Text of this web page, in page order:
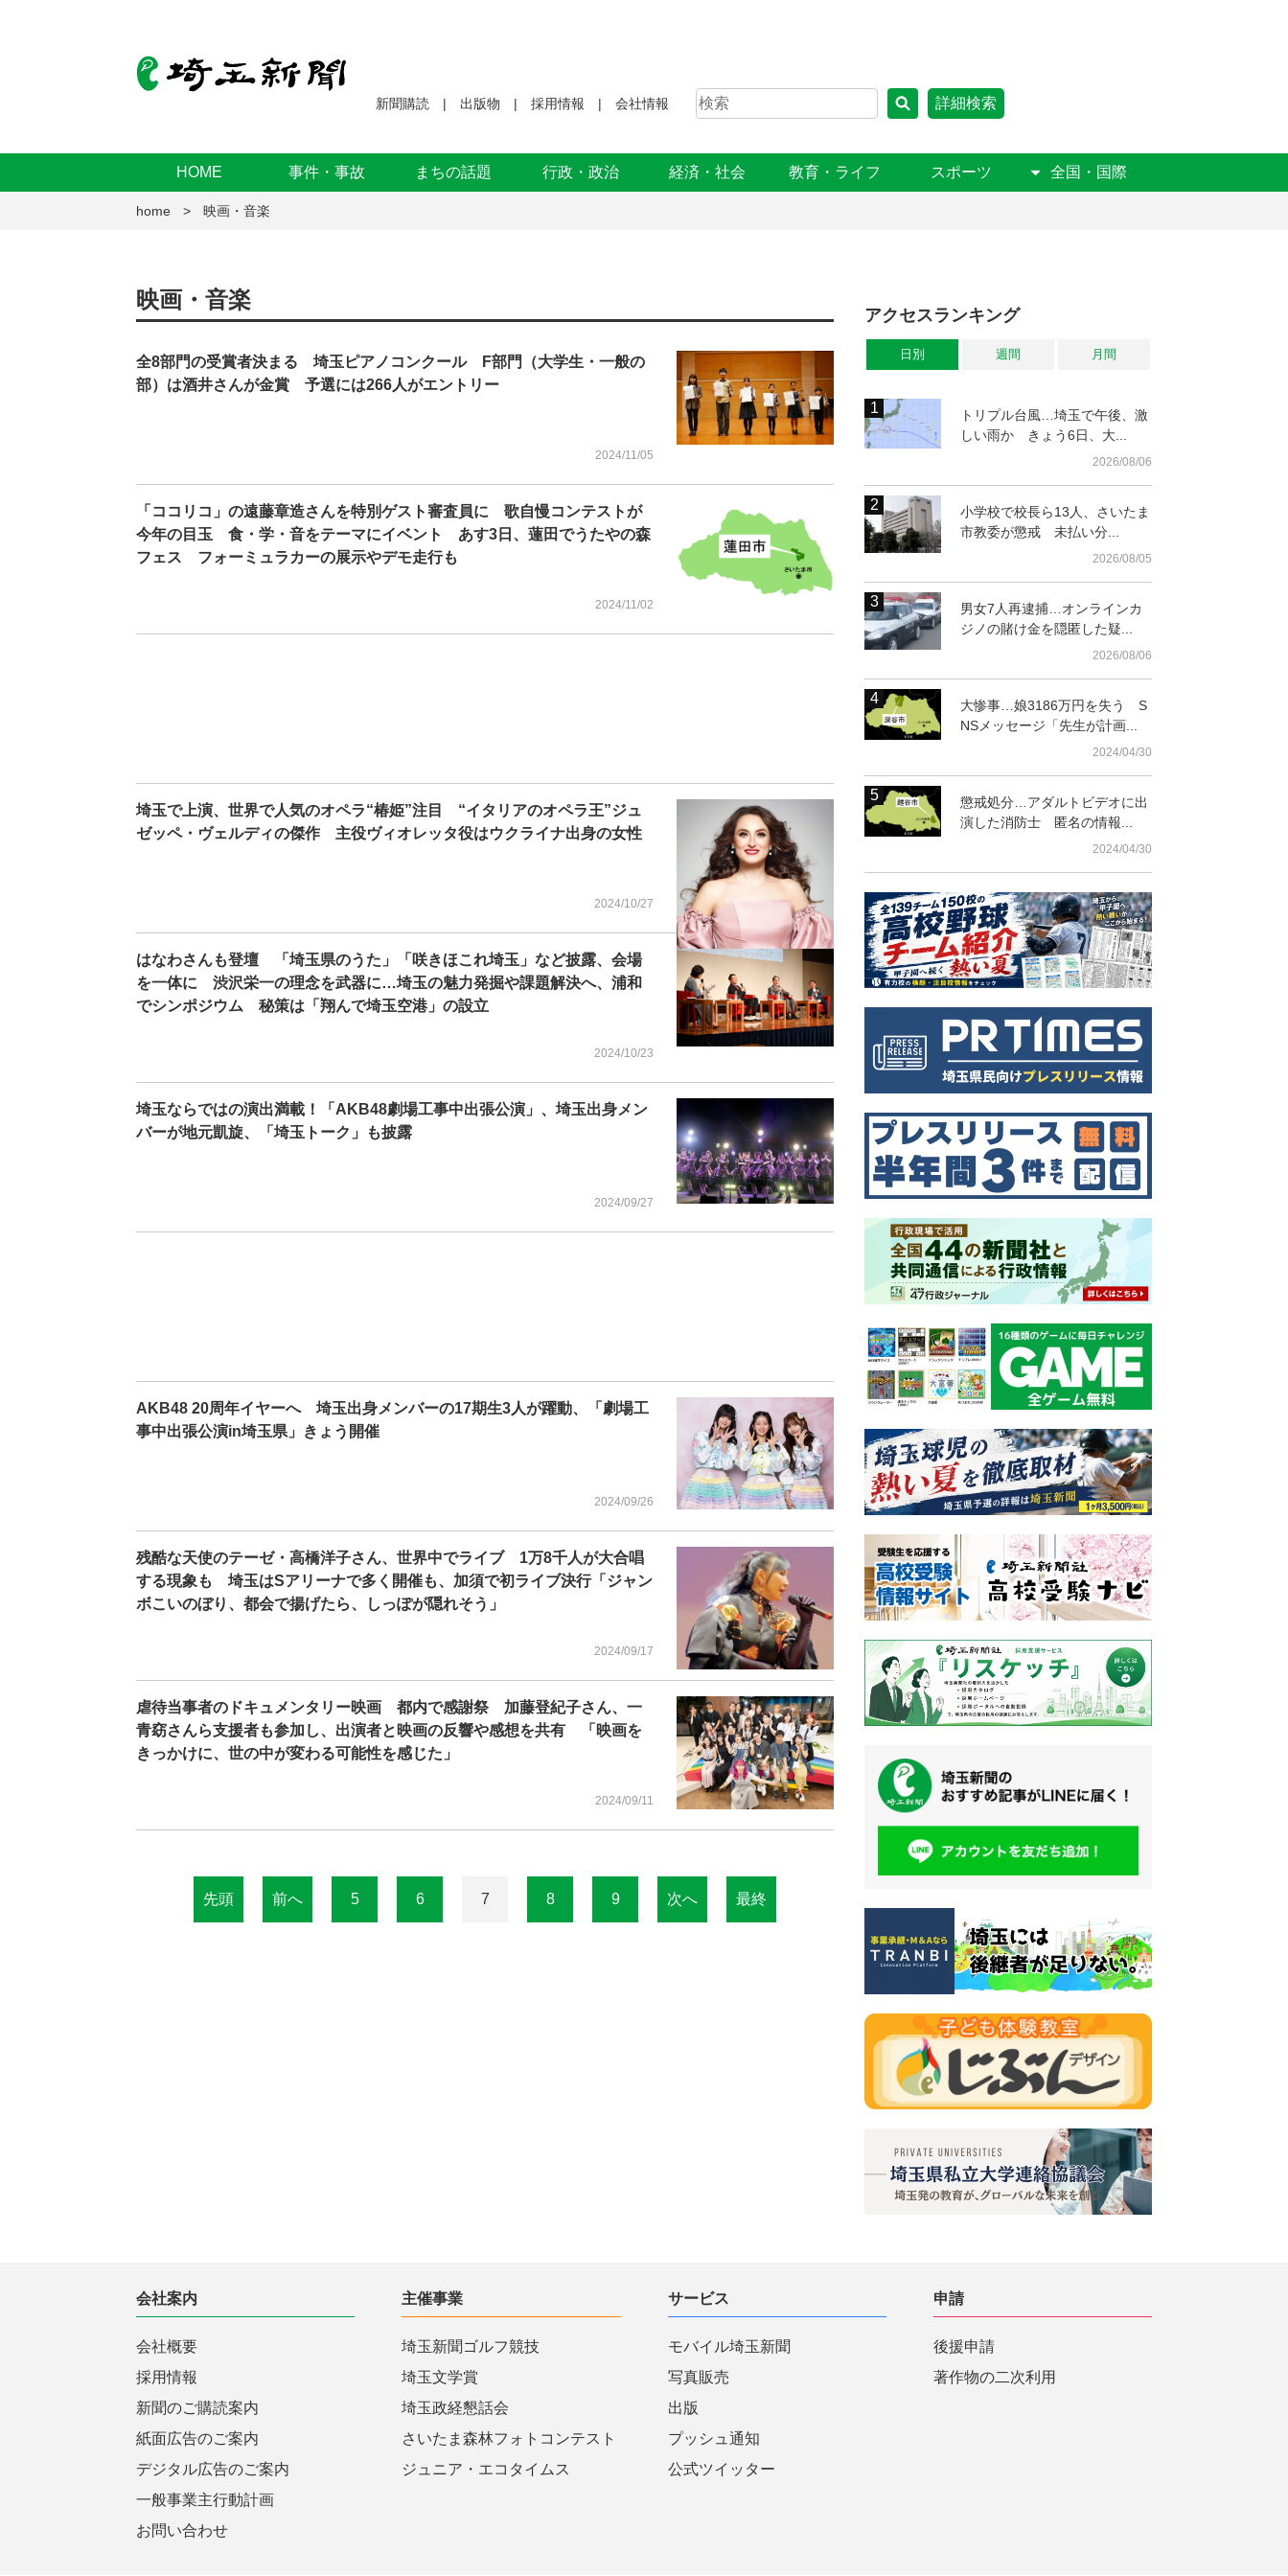
新聞購読 出版物 採用情報 会社情報 詳細検索
HOME 事件・事故 まちの話題 行政・政治 経済・社会 教育・ライフ スポーツ 全国・国際
home 映画・音楽
映画・音楽
全8部門の受賞者決まる 埼玉ピアノコンクール F部門（大学生・一般の
部）は酒井さんが金賞 予選には266人がエントリー
2024/11/05
「ココリコ」の遠藤章造さんを特別ゲスト審査員に 歌自慢コンテストが
今年の目玉 食・学・音をテーマにイベント あす3日、蓮田でうたやの森
フェス フォーミュラカーの展示やデモ走行も
2024/11/02
埼玉で上演、世界で人気のオペラ“椿姫”注目 “イタリアのオペラ王”ジュ
ゼッペ・ヴェルディの傑作 主役ヴィオレッタ役はウクライナ出身の女性
2024/10/27
はなわさんも登壇 「埼玉県のうた」「咲きほこれ埼玉」など披露、会場
を一体に 渋沢栄一の理念を武器に…埼玉の魅力発掘や課題解決へ、浦和
でシンポジウム 秘策は「翔んで埼玉空港」の設立
2024/10/23
埼玉ならではの演出満載！「AKB48劇場工事中出張公演」、埼玉出身メン
バーが地元凱旋、「埼玉トーク」も披露
2024/09/27
AKB48 20周年イヤーへ 埼玉出身メンバーの17期生3人が躍動、「劇場工
事中出張公演in埼玉県」きょう開催
2024/09/26
残酷な天使のテーゼ・高橋洋子さん、世界中でライブ 1万8千人が大合唱
する現象も 埼玉はSアリーナで多く開催も、加須で初ライブ決行「ジャン
ボこいのぼり、都会で揚げたら、しっぽが隠れそう」
2024/09/17
虐待当事者のドキュメンタリー映画 都内で感謝祭 加藤登紀子さん、一
青窈さんら支援者も参加し、出演者と映画の反響や感想を共有 「映画を
きっかけに、世の中が変わる可能性を感じた」
2024/09/11
先頭 前へ 5 6 7 8 9 次へ 最終
アクセスランキング
日別 週間 月間
トリプル台風…埼玉で午後、激
しい雨か きょう6日、大...
2026/08/06
小学校で校長ら13人、さいたま
市教委が懲戒 未払い分...
2026/08/05
男女7人再逮捕…オンラインカ
ジノの賭け金を隠匿した疑...
2026/08/06
大惨事…娘3186万円を失う S
NSメッセージ「先生が計画...
2024/04/30
懲戒処分…アダルトビデオに出
演した消防士 匿名の情報...
2024/04/30
会社案内
会社概要
採用情報
新聞のご購読案内
紙面広告のご案内
デジタル広告のご案内
一般事業主行動計画
お問い合わせ
主催事業
埼玉新聞ゴルフ競技
埼玉文学賞
埼玉政経懇話会
さいたま森林フォトコンテスト
ジュニア・エコタイムス
サービス
モバイル埼玉新聞
写真販売
出版
プッシュ通知
公式ツイッター
申請
後援申請
著作物の二次利用